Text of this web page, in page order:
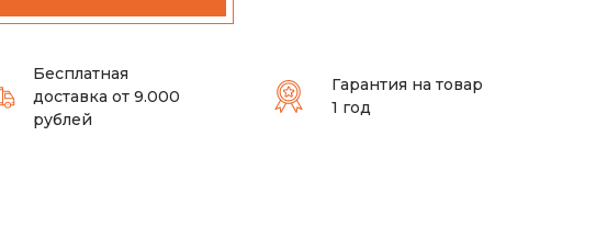
Бесплатная
доставка от 9.000
рублей
Гарантия на товар
1 год